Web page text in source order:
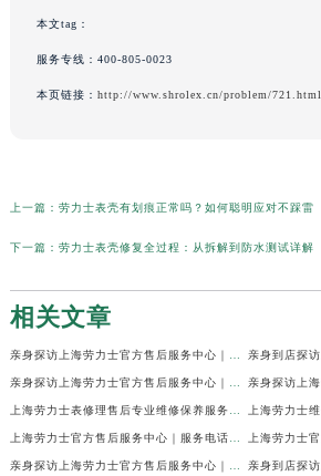
本文tag：
服务专线： 400-805-0023
本页链接： http://www.shrolex.cn/problem/721.html
上一篇： 劳力士表壳有划痕正常吗？如何聪明应对不踩雷
下一篇： 劳力士表壳修复全过程：从拆解到防水测试详解
相关文章